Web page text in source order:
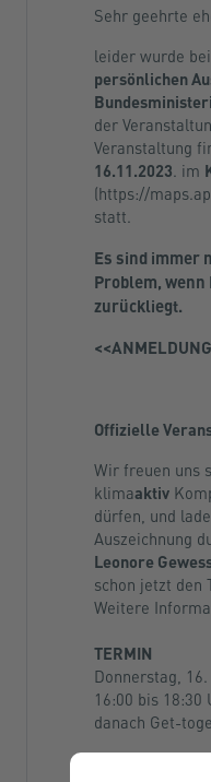
Sehr geehrte
leider wurde
persönlichen
der
Veranstaltung
16.11.2023 . im
(https://
statt.
Es sind immer
Problem,
zurückliegt.
Offizielle
Wir freuen uns
klimaaktiv
dürfen, und
Auszeichnung
Leonore
schon jetzt den
Weitere
TERMIN
Donnerstag,
16:00 bis 18:30
danach Get-